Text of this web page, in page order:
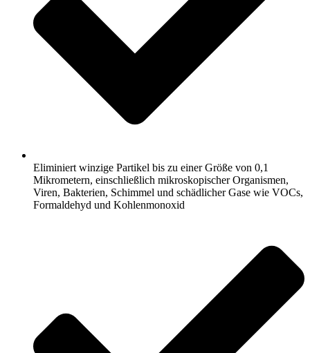
Eliminiert winzige Partikel bis zu einer Größe von 0,1
Mikrometern, einschließlich mikroskopischer Organismen,
Viren, Bakterien, Schimmel und schädlicher Gase wie VOCs,
Formaldehyd und Kohlenmonoxid